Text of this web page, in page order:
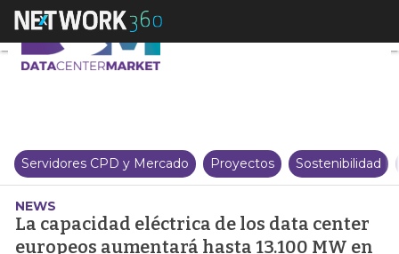
La capacidad eléctrica de los
Servidores CPD y Mercado Proyectos Sostenibilidad
NEWS
La capacidad eléctrica de los data center
europeos aumentará hasta 13.100 MW en